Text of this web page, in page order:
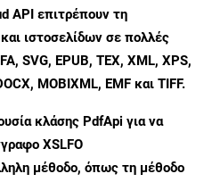
API επιτρέπουν τη
ιστοσελίδων σε πολλές
SVG, EPUB, TEX, XML, XPS,
MOBIXML, EMF και TIFF.
κλάσης PdfApi για να
XSLFO
μέθοδο, όπως τη μέθοδο